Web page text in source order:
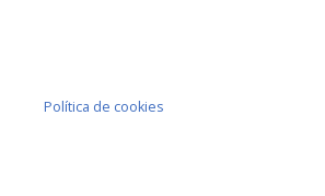
Política de cookies